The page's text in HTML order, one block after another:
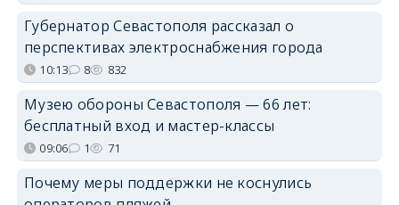
Губернатор Севастополя рассказал о
перспективах электроснабжения города
10:13 8 832
Музею обороны Севастополя — 66 лет:
бесплатный вход и мастер-классы
09:06 1 71
Почему меры поддержки не коснулись